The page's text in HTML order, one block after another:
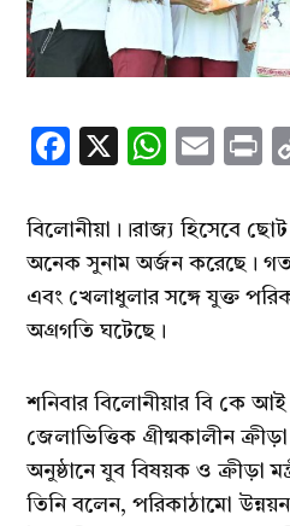
Facebook
X
বিলোনীয়া।।রাজ্য হিসেবে ছোট
অনেক সুনাম অর্জন করেছে। গত
এবং খেলাধুলার সঙ্গে যুক্ত
অগ্রগতি ঘটেছে।
শনিবার বিলোনীয়ার বি কে আই
জেলাভিত্তিক গ্রীষ্মকালীন
অনুষ্ঠানে যুব বিষয়ক ও ক্রীড়া
তিনি বলেন, পরিকাঠামো